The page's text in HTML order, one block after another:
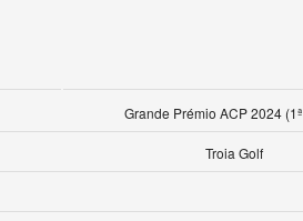
Grande Prémio ACP 2024
Troia Golf